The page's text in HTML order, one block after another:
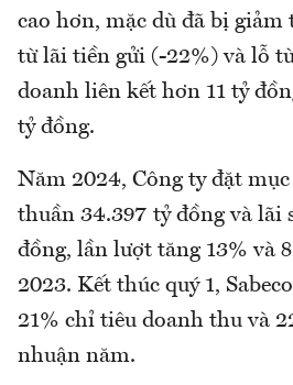
cao hơn, mặc dù đã bị
từ lãi tiền gửi (-22%) và lỗ
doanh liên kết hơn 11 tỷ
tỷ đồng.
Năm 2024, Công ty đặt
thuần 34.397 tỷ đồng và lãi
đồng, lần lượt tăng 13% và
2023. Kết thúc quý 1,
21% chỉ tiêu doanh thu và
nhuận năm.